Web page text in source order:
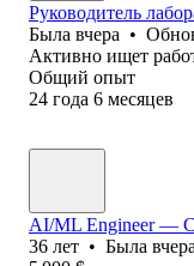
Руководитель
Была вчера •
Активно ищет
Общий опыт
24 года 6 месяцев
AI/ML Engineer —
36 лет • Была вчера